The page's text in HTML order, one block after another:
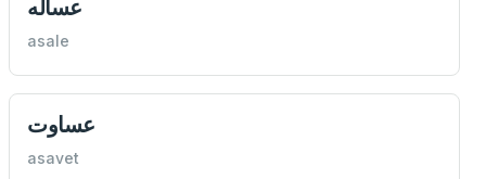
عساله
asale
عساوت
asavet